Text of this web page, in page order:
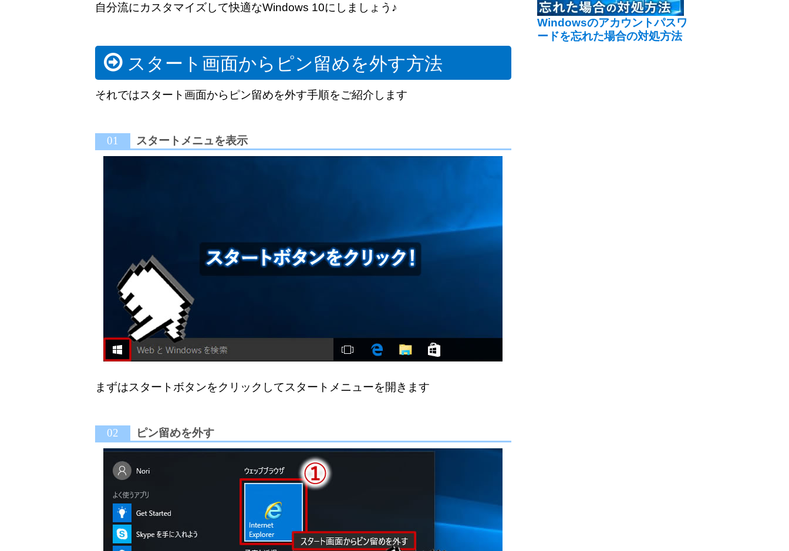
自分流にカスタマイズして快適なWindows 10にしましょう♪
スタート画面からピン留めを外す方法
それではスタート画面からピン留めを外す手順をご紹介します
01 スタートメニュを表示
まずはスタートボタンをクリックしてスタートメニューを開きます
02 ピン留めを外す
Windowsのアカウントパスワ
ードを忘れた場合の対処方法